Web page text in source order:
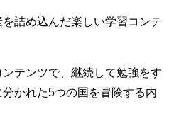
詰め込んだ楽しい学習コンテ
テンツで、継続して勉強をす
かれた5つの国を冒険する内